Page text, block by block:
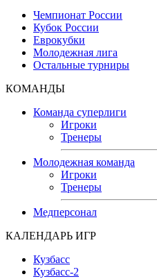
Чемпионат России
Кубок России
Еврокубки
Молодежная лига
Остальные турниры
КОМАНДЫ
Команда суперлиги
Игроки
Тренеры
Молодежная команда
Игроки
Тренеры
Медперсонал
КАЛЕНДАРЬ ИГР
Кузбасс
Кузбасс-2